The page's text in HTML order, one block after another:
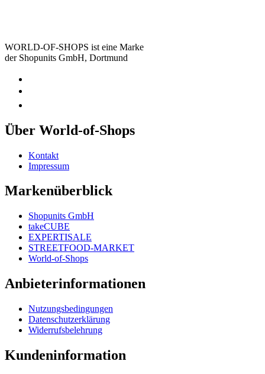
WORLD-OF-SHOPS ist eine Marke
der Shopunits GmbH, Dortmund
Über World-of-Shops
Kontakt
Impressum
Markenüberblick
Shopunits GmbH
takeCUBE
EXPERTISALE
STREETFOOD-MARKET
World-of-Shops
Anbieterinformationen
Nutzungsbedingungen
Datenschutzerklärung
Widerrufsbelehrung
Kundeninformation